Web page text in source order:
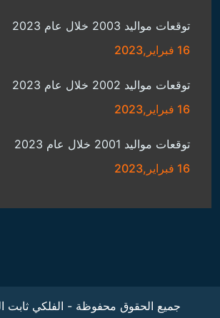
توقعات مواليد 2003 خلال عام 2023
16 فبراير,2023
توقعات مواليد 2002 خلال عام 2023
16 فبراير,2023
توقعات مواليد 2001 خلال عام 2023
16 فبراير,2023
جميع الحقوق محفوظة - الفلكي ثابت